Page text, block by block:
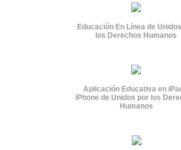
Educación En Línea de
los Derechos Humanos
Aplicación Educativa en
iPhone de Unidos por los
Humanos